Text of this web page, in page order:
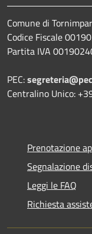
Comune di
Codice Fiscale
Partita IVA
PEC:
Centralino Unico:
Prenotazione
Segnalazione
Leggi le FAQ
Richiesta